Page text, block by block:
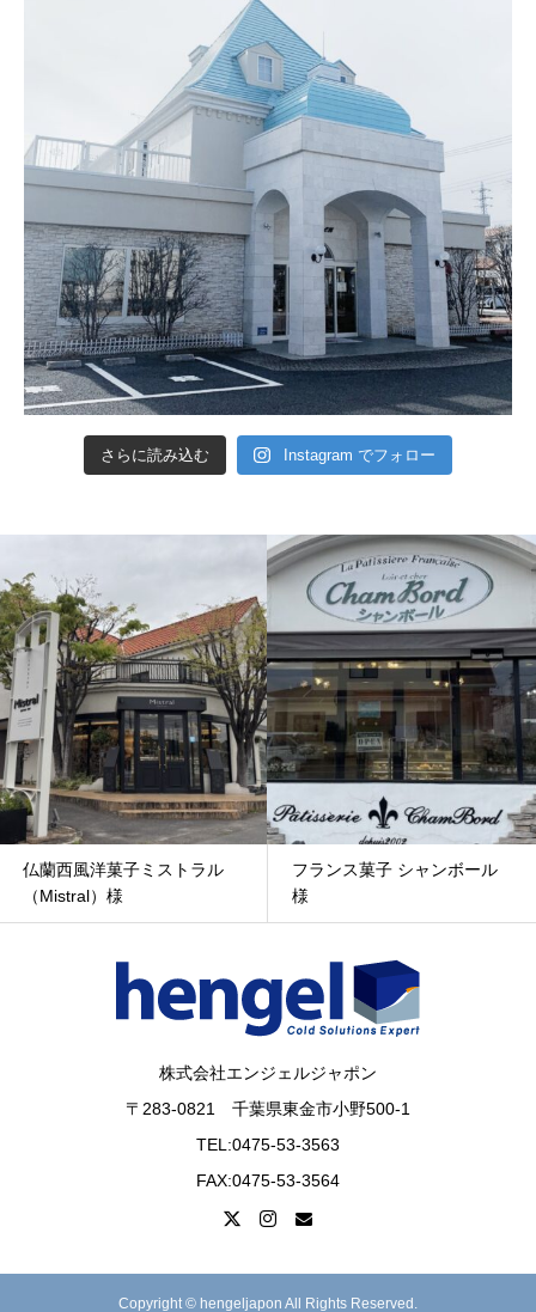
さらに読み込む Instagram でフォロー
フランス菓子 シャンボール
様
グランマルシェ様
株式会社エンジェルジャポン
〒283-0821 千葉県東金市小野500-1
TEL:0475-53-3563
FAX:0475-53-3564
Copyright © hengeljapon All Rights Reserved.